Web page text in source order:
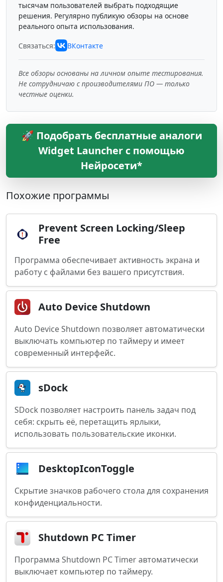
тысячам пользователей выбрать подходящие
решения. Регулярно публикую обзоры на основе
реального опыта использования.
Связаться: ВКонтакте
Все обзоры основаны на личном опыте тестирования.
Не сотрудничаю с производителями ПО — только
честные оценки.
🚀 Подобрать бесплатные аналоги
Widget Launcher с помощью
Нейросети*
Похожие программы
Prevent Screen Locking/Sleep
Free
Программа обеспечивает активность экрана и
работу с файлами без вашего присутствия.
Auto Device Shutdown
Auto Device Shutdown позволяет автоматически
выключать компьютер по таймеру и имеет
современный интерфейс.
sDock
SDock позволяет настроить панель задач под
себя: скрыть её, перетащить ярлыки,
использовать пользовательские иконки.
DesktopIconToggle
Скрытие значков рабочего стола для сохранения
конфиденциальности.
Shutdown PC Timer
Программа Shutdown PC Timer автоматически
выключает компьютер по таймеру.